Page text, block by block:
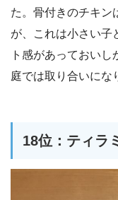
た。骨付きのチキン
が、これは小さい子
ト感があっておい
庭では取り合いにな
18位：ティラ